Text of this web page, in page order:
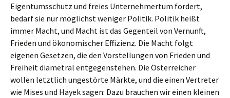
Eigentumsschutz und freies Unternehmertum fordert,
bedarf sie nur möglichst weniger Politik. Politik heißt
immer Macht, und Macht ist das Gegenteil von Vernunft,
Frieden und ökonomischer Effizienz. Die Macht folgt
eigenen Gesetzen, die den Vorstellungen von Frieden und
Freiheit diametral entgegenstehen. Die Österreicher
wollen letztlich ungestörte Märkte, und die einen Vertreter
wie Mises und Hayek sagen: Dazu brauchen wir einen kleinen